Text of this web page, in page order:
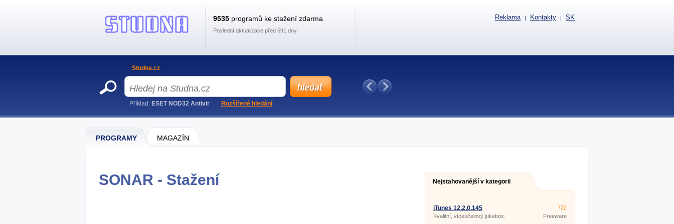
PROGRAMY MAGAZÍN
SONAR - Stažení Nejstahovanější v kategorii
iTunes 12.2.0.145
Kvalitní, víceúčelový jukebox.
722
Freeware
9535 programů ke stažení zdarma
Poslední aktualizace před 591 dny
Reklama | Kontakty | SK
Studna.cz
Příklad: ESET NOD32 Antivir Rozšířené hledání